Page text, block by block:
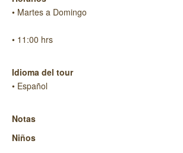
• Martes a Domingo
• 11:00 hrs
Idioma del tour
• Español
Notas
Niños